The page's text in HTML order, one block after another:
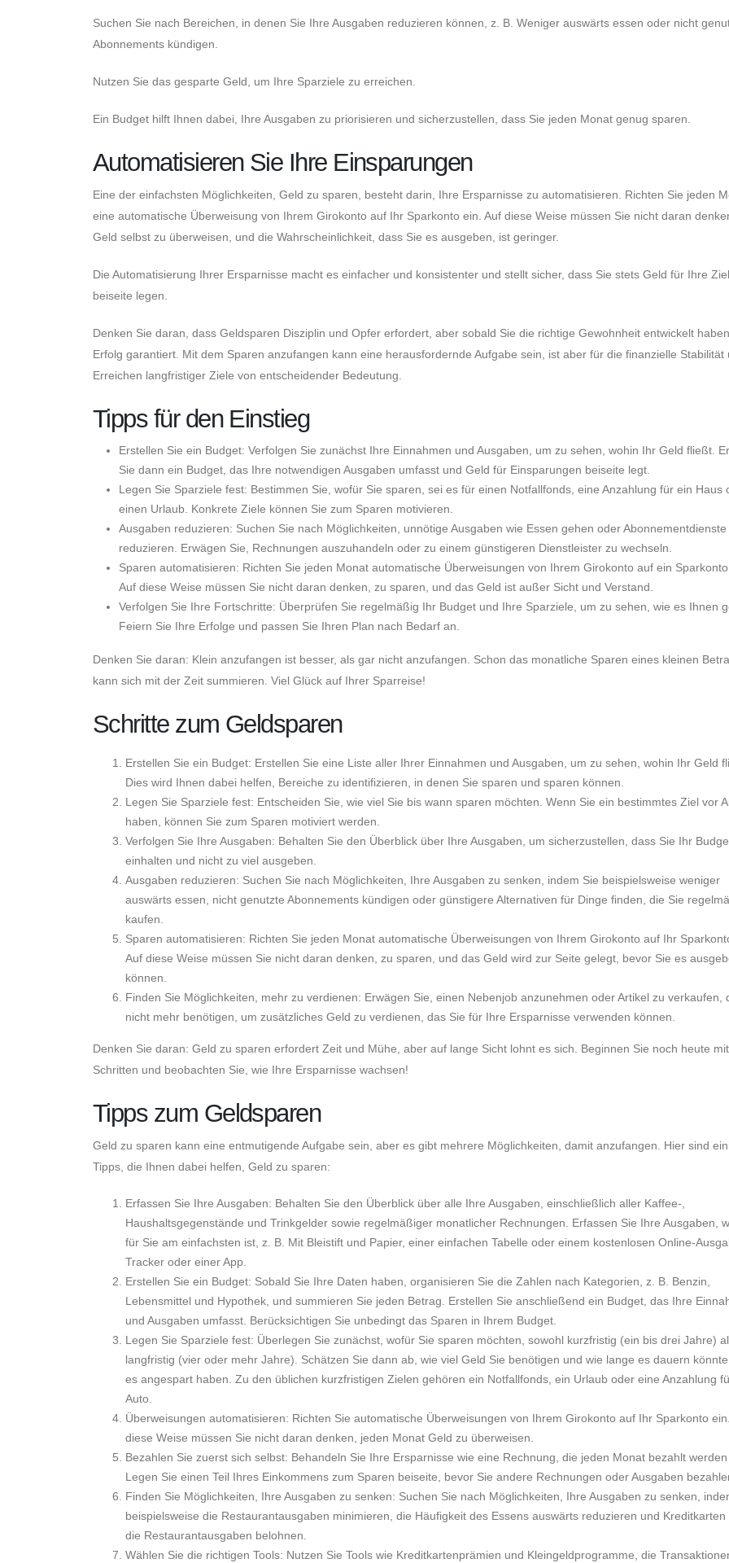
Suchen Sie nach Bereichen, in denen Sie Ihre Ausgaben reduzieren können, z. B. Weniger auswärts essen oder nicht
Abonnements kündigen.
Nutzen Sie das gesparte Geld, um Ihre Sparziele zu erreichen.
Ein Budget hilft Ihnen dabei, Ihre Ausgaben zu priorisieren und sicherzustellen, dass Sie jeden Monat genug sparen.
Automatisieren Sie Ihre Einsparungen
Eine der einfachsten Möglichkeiten, Geld zu sparen, besteht darin, Ihre Ersparnisse zu automatisieren. Richten Sie jeden
eine automatische Überweisung von Ihrem Girokonto auf Ihr Sparkonto ein. Auf diese Weise müssen Sie nicht daran
Geld selbst zu überweisen, und die Wahrscheinlichkeit, dass Sie es ausgeben, ist geringer.
Die Automatisierung Ihrer Ersparnisse macht es einfacher und konsistenter und stellt sicher, dass Sie stets Geld für Ihre
beiseite legen.
Denken Sie daran, dass Geldsparen Disziplin und Opfer erfordert, aber sobald Sie die richtige Gewohnheit entwickelt
Erfolg garantiert. Mit dem Sparen anzufangen kann eine herausfordernde Aufgabe sein, ist aber für die finanzielle Stabilität
Erreichen langfristiger Ziele von entscheidender Bedeutung.
Tipps für den Einstieg
Erstellen Sie ein Budget: Verfolgen Sie zunächst Ihre Einnahmen und Ausgaben, um zu sehen, wohin Ihr Geld fließt.
Sie dann ein Budget, das Ihre notwendigen Ausgaben umfasst und Geld für Einsparungen beiseite legt.
Legen Sie Sparziele fest: Bestimmen Sie, wofür Sie sparen, sei es für einen Notfallfonds, eine Anzahlung für ein Haus
einen Urlaub. Konkrete Ziele können Sie zum Sparen motivieren.
Ausgaben reduzieren: Suchen Sie nach Möglichkeiten, unnötige Ausgaben wie Essen gehen oder Abonnementdienste
reduzieren. Erwägen Sie, Rechnungen auszuhandeln oder zu einem günstigeren Dienstleister zu wechseln.
Sparen automatisieren: Richten Sie jeden Monat automatische Überweisungen von Ihrem Girokonto auf ein Sparkonto
Auf diese Weise müssen Sie nicht daran denken, zu sparen, und das Geld ist außer Sicht und Verstand.
Verfolgen Sie Ihre Fortschritte: Überprüfen Sie regelmäßig Ihr Budget und Ihre Sparziele, um zu sehen, wie es Ihnen
Feiern Sie Ihre Erfolge und passen Sie Ihren Plan nach Bedarf an.
Denken Sie daran: Klein anzufangen ist besser, als gar nicht anzufangen. Schon das monatliche Sparen eines kleinen
kann sich mit der Zeit summieren. Viel Glück auf Ihrer Sparreise!
Schritte zum Geldsparen
Erstellen Sie ein Budget: Erstellen Sie eine Liste aller Ihrer Einnahmen und Ausgaben, um zu sehen, wohin Ihr Geld
Dies wird Ihnen dabei helfen, Bereiche zu identifizieren, in denen Sie sparen und sparen können.
Legen Sie Sparziele fest: Entscheiden Sie, wie viel Sie bis wann sparen möchten. Wenn Sie ein bestimmtes Ziel vor
haben, können Sie zum Sparen motiviert werden.
Verfolgen Sie Ihre Ausgaben: Behalten Sie den Überblick über Ihre Ausgaben, um sicherzustellen, dass Sie Ihr
einhalten und nicht zu viel ausgeben.
Ausgaben reduzieren: Suchen Sie nach Möglichkeiten, Ihre Ausgaben zu senken, indem Sie beispielsweise weniger
auswärts essen, nicht genutzte Abonnements kündigen oder günstigere Alternativen für Dinge finden, die Sie
kaufen.
Sparen automatisieren: Richten Sie jeden Monat automatische Überweisungen von Ihrem Girokonto auf Ihr
Auf diese Weise müssen Sie nicht daran denken, zu sparen, und das Geld wird zur Seite gelegt, bevor Sie es
können.
Finden Sie Möglichkeiten, mehr zu verdienen: Erwägen Sie, einen Nebenjob anzunehmen oder Artikel zu verkaufen,
nicht mehr benötigen, um zusätzliches Geld zu verdienen, das Sie für Ihre Ersparnisse verwenden können.
Denken Sie daran: Geld zu sparen erfordert Zeit und Mühe, aber auf lange Sicht lohnt es sich. Beginnen Sie noch heute
Schritten und beobachten Sie, wie Ihre Ersparnisse wachsen!
Tipps zum Geldsparen
Geld zu sparen kann eine entmutigende Aufgabe sein, aber es gibt mehrere Möglichkeiten, damit anzufangen. Hier sind
Tipps, die Ihnen dabei helfen, Geld zu sparen:
Erfassen Sie Ihre Ausgaben: Behalten Sie den Überblick über alle Ihre Ausgaben, einschließlich aller Kaffee-,
Haushaltsgegenstände und Trinkgelder sowie regelmäßiger monatlicher Rechnungen. Erfassen Sie Ihre Ausgaben,
für Sie am einfachsten ist, z. B. Mit Bleistift und Papier, einer einfachen Tabelle oder einem kostenlosen Online-
Tracker oder einer App.
Erstellen Sie ein Budget: Sobald Sie Ihre Daten haben, organisieren Sie die Zahlen nach Kategorien, z. B. Benzin,
Lebensmittel und Hypothek, und summieren Sie jeden Betrag. Erstellen Sie anschließend ein Budget, das Ihre
und Ausgaben umfasst. Berücksichtigen Sie unbedingt das Sparen in Ihrem Budget.
Legen Sie Sparziele fest: Überlegen Sie zunächst, wofür Sie sparen möchten, sowohl kurzfristig (ein bis drei Jahre)
langfristig (vier oder mehr Jahre). Schätzen Sie dann ab, wie viel Geld Sie benötigen und wie lange es dauern
es angespart haben. Zu den üblichen kurzfristigen Zielen gehören ein Notfallfonds, ein Urlaub oder eine Anzahlung
Auto.
Überweisungen automatisieren: Richten Sie automatische Überweisungen von Ihrem Girokonto auf Ihr Sparkonto
diese Weise müssen Sie nicht daran denken, jeden Monat Geld zu überweisen.
Bezahlen Sie zuerst sich selbst: Behandeln Sie Ihre Ersparnisse wie eine Rechnung, die jeden Monat bezahlt werden
Legen Sie einen Teil Ihres Einkommens zum Sparen beiseite, bevor Sie andere Rechnungen oder Ausgaben
Finden Sie Möglichkeiten, Ihre Ausgaben zu senken: Suchen Sie nach Möglichkeiten, Ihre Ausgaben zu senken,
beispielsweise die Restaurantausgaben minimieren, die Häufigkeit des Essens auswärts reduzieren und Kreditkarten
die Restaurantausgaben belohnen.
Wählen Sie die richtigen Tools: Nutzen Sie Tools wie Kreditkartenprämien und Kleingeldprogramme, die